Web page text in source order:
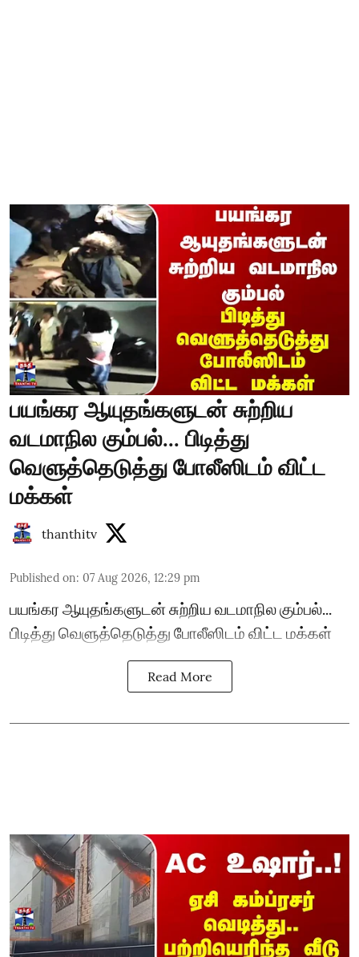
பயங்கர ஆயுதங்களுடன் சுற்றிய
வடமாநில கும்பல்... பிடித்து
வெளுத்தெடுத்து போலீஸிடம் விட்ட
மக்கள்
thanthitv
Published on: 07 Aug 2026, 12:29 pm
பயங்கர ஆயுதங்களுடன் சுற்றிய வடமாநில கும்பல்...
பிடித்து வெளுத்தெடுத்து போலீஸிடம் விட்ட மக்கள்
Read More